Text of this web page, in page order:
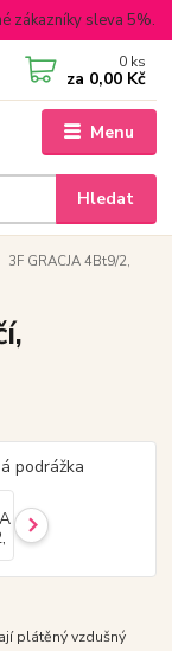
zákazníky sleva 5%.
Menu
Hledat
0 ks
za 0,00 Kč
3F GRACJA 4Bt9/2,
plátěný vzdušný